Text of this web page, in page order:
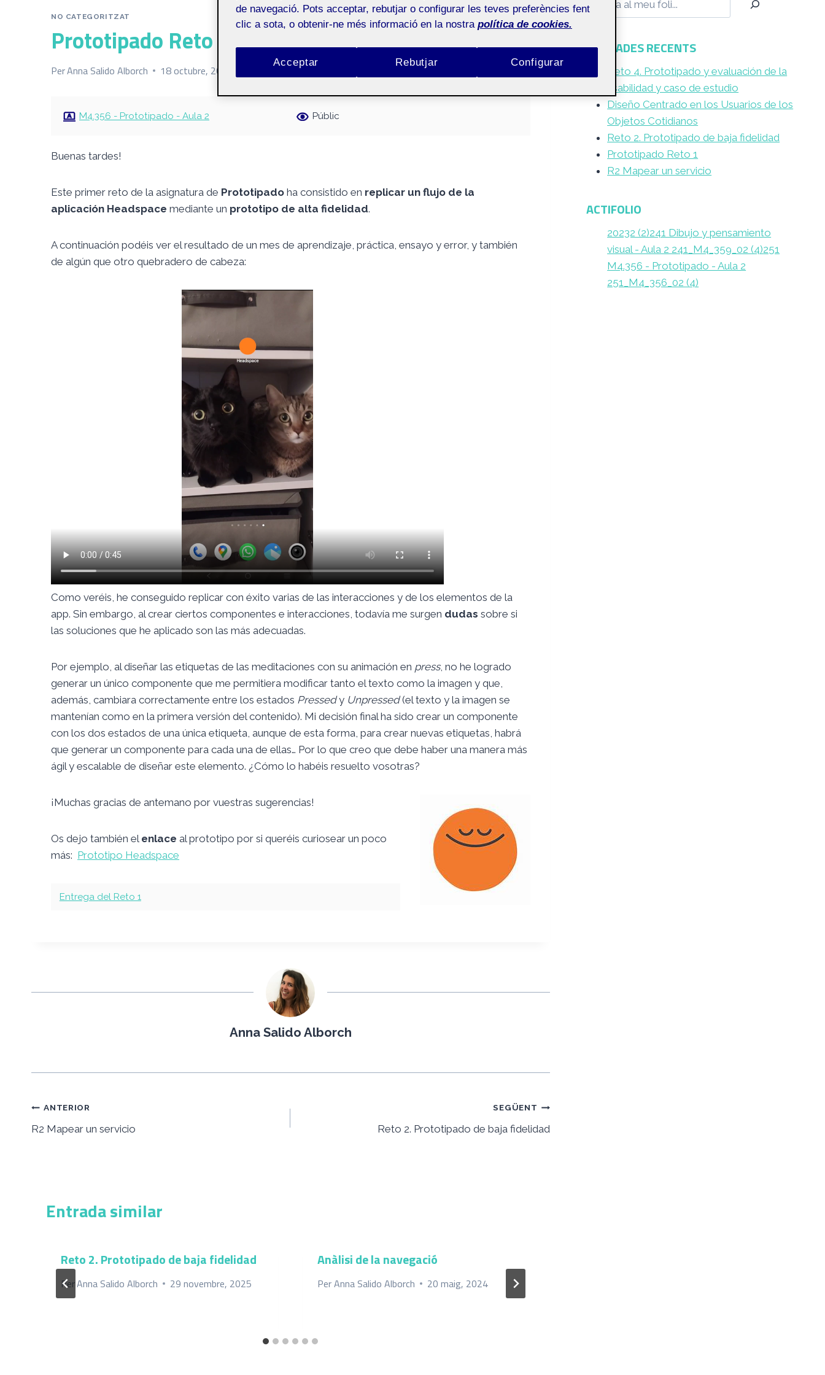
NO CATEGORITZAT
Prototipado Reto 1
PerAnna Salido Alborch 18 octubre, 2025
M4.356 - Prototipado - Aula 2 Públic
Buenas tardes!
Este primer reto de la asignatura de Prototipado ha consistido en replicar un flujo de la
aplicación Headspace mediante un prototipo de alta fidelidad.
A continuación podéis ver el resultado de un mes de aprendizaje, práctica, ensayo y error, y también
de algún que otro quebradero de cabeza:
Como veréis, he conseguido replicar con éxito varias de las interacciones y de los elementos de la
app. Sin embargo, al crear ciertos componentes e interacciones, todavía me surgen dudas sobre si
las soluciones que he aplicado son las más adecuadas.
Por ejemplo, al diseñar las etiquetas de las meditaciones con su animación en press, no he logrado
generar un único componente que me permitiera modificar tanto el texto como la imagen y que,
además, cambiara correctamente entre los estados Pressedy Unpressed(el texto y la imagen se
mantenían como en la primera versión del contenido). Mi decisión final ha sido crear un componente
con los dos estados de una única etiqueta, aunque de esta forma, para crear nuevas etiquetas, habrá
que generar un componente para cada una de ellas… Por lo que creo que debe haber una manera más
ágil y escalable de diseñar este elemento. ¿Cómo lo habéis resuelto vosotras?
¡Muchas gracias de antemano por vuestras sugerencias!
Os dejo también el enlace al prototipo por si queréis curiosear un poco
más: Prototipo Headspace
Entrega del Reto 1
Anna Salido Alborch
Navegació
d'entrades
ANTERIOR
R2 Mapear un servicio
SEGÜENT
Reto 2. Prototipado de baja fidelidad
Entrada similar
Reto 2. Prototipado de baja fidelidad
PerAnna Salido Alborch 29 novembre, 2025
Anàlisi de la navegació
PerAnna Salido Alborch 20 maig, 2024
ENTRADES RECENTS
Reto 4. Prototipado y evaluación de la
usabilidad y caso de estudio
Diseño Centrado en los Usuarios de los
Objetos Cotidianos
Reto 2. Prototipado de baja fidelidad
Prototipado Reto 1
R2 Mapear un servicio
ACTIFOLIO
20232 (2)241 Dibujo y pensamiento
visual - Aula 2 241_M4_359_02 (4)251
M4.356 - Prototipado - Aula 2
251_M4_356_02 (4)
de navegació. Pots acceptar, rebutjar o configurar les teves preferències fent
clic a sota, o obtenir-ne més informació en la nostra política de cookies.
Rebutjar
Acceptar Configurar